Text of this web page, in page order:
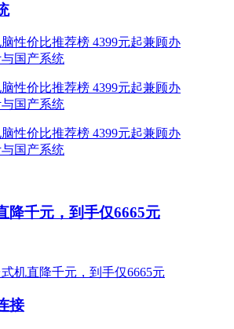
降千元，到手仅6665元
接